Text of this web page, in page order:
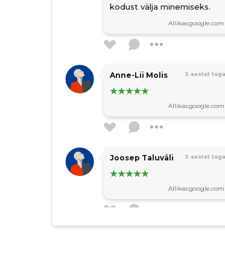
kodust välja minemiseks.
Allikas:google.com
Anne-Lii Molis 3 aastat
Allikas:google.com
Joosep Taluväli 3 aastat
Allikas:google.com